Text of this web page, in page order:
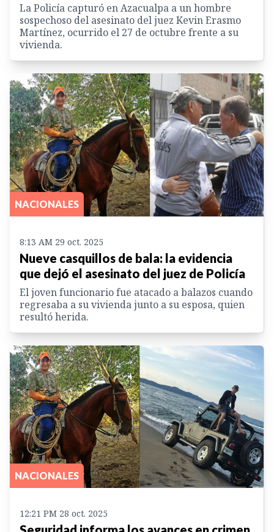
La Policía capturó en Azacualpa a un hombre
sospechoso del asesinato del juez Kevin Erasmo
Martínez, ocurrido el 27 de octubre frente a su
vivienda.
NACIONALES
8:13 AM 29 oct. 2025
Nueve casquillos de bala: la evidencia
que dejó el asesinato del juez de Policía
El joven funcionario fue atacado a balazos cuando
regresaba a su vivienda junto a su esposa, quien
resultó herida.
NACIONALES
12:21 PM 28 oct. 2025